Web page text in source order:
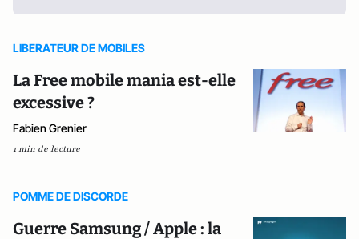
LIBERATEUR DE MOBILES
La Free mobile mania est-elle
excessive ?
Fabien Grenier
1 min de lecture
POMME DE DISCORDE
Guerre Samsung / Apple : la